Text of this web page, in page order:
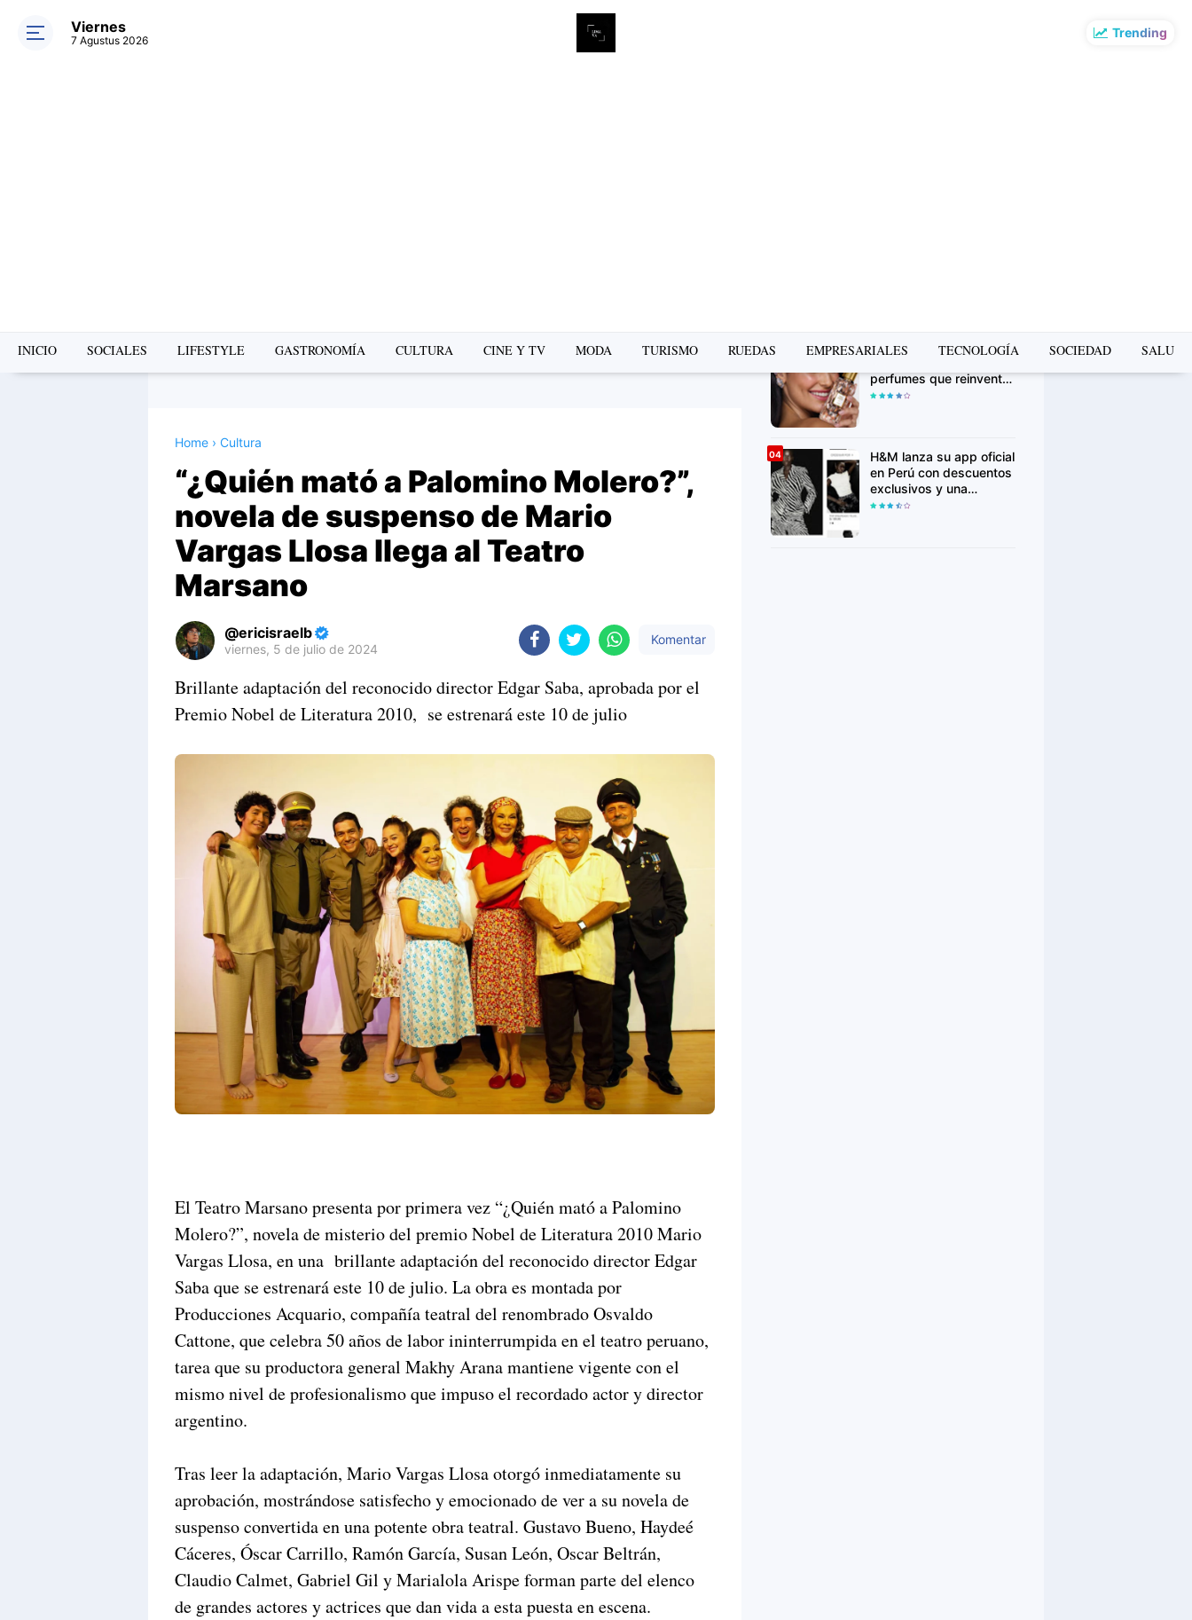
Trending
Viernes
7 Agustus 2026
INICIO SOCIALES LIFESTYLE GASTRONOMÍA CULTURA CINE Y TV MODA TURISMO RUEDAS EMPRESARIALES TECNOLOGÍA SOCIEDAD SALUD
Home › Cultura
“¿Quién mató a Palomino Molero?”,
novela de suspenso de Mario
Vargas Llosa llega al Teatro
Marsano
ericisraelb
viernes, 5 de julio de 2024
Komentar
Premium
Raushan
With
Brillante adaptación del reconocido director Edgar Saba, aprobada por el
Premio Nobel de Literatura 2010, se estrenará este 10 de julio
El Teatro Marsano presenta por primera vez “¿Quién mató a Palomino
Molero?”, novela de misterio del premio Nobel de Literatura 2010 Mario
Vargas Llosa, en una brillante adaptación del reconocido director Edgar
Saba que se estrenará este 10 de julio. La obra es montada por
Producciones Acquario, compañía teatral del renombrado Osvaldo
Cattone, que celebra 50 años de labor ininterrumpida en el teatro peruano,
tarea que su productora general Makhy Arana mantiene vigente con el
mismo nivel de profesionalismo que impuso el recordado actor y director
argentino.
Tras leer la adaptación, Mario Vargas Llosa otorgó inmediatamente su
aprobación, mostrándose satisfecho y emocionado de ver a su novela de
suspenso convertida en una potente obra teatral. Gustavo Bueno, Haydeé
Cáceres, Óscar Carrillo, Ramón García, Susan León, Oscar Beltrán,
Claudio Calmet, Gabriel Gil y Marialola Arispe forman parte del elenco
de grandes actores y actrices que dan vida a esta puesta en escena.
Avon Iconic Collection: la
perfumes que reinventa
sus fragancias clásicas
H&M lanza su app oficial
en Perú con descuentos
exclusivos y una
experiencia de compra